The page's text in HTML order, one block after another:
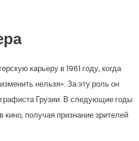
карьеру в 1961 году, когда
нельзя». За эту роль он
Грузии. В следующие годы
получая признание зрителей